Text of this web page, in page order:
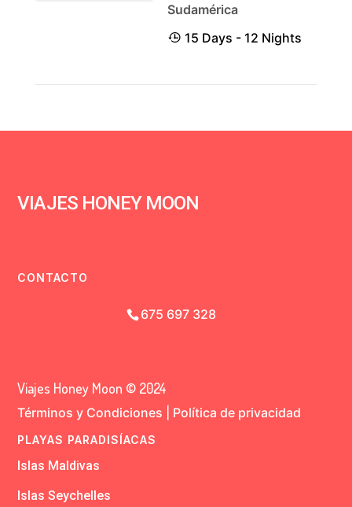
Sudamérica
15 Days - 12 Nights
VIAJES HONEY MOON
CONTACTO
675 697 328
Viajes Honey Moon © 2024
Términos y Condiciones Política de privacidad
PLAYAS PARADISÍACAS
Islas Maldivas
Islas Seychelles